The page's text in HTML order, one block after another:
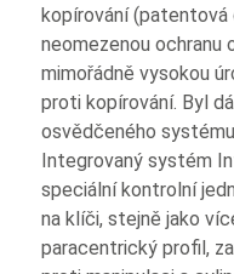
kopírování (patentová
neomezenou ochranu
mimořádně vysokou
proti kopírování. Byl
osvědčeného
Integrovaný systém
speciální kontrolní
na klíči, stejně jako
paracentrický profil,